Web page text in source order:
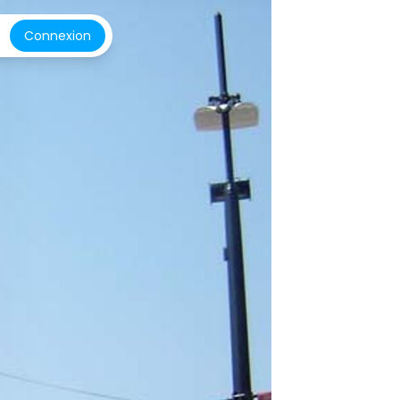
Connexion